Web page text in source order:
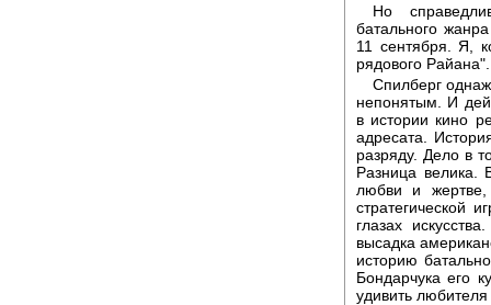
Но
батального
11 сентября. Я,
рядового Райана".
Спилберг
непонятым. И
в истории кино
адресата.
разряду. Дело в
Разница велика.
любви и
стратегической
глазах
высадка
историю
Бондарчука его
удивить